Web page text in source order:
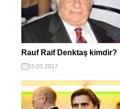
Rauf Raif Denktaş kimdir?
15.01.2017